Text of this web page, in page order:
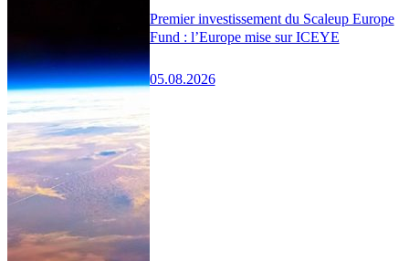
Premier investissement du Scaleup Europe
Fund : l’Europe mise sur ICEYE
05.08.2026